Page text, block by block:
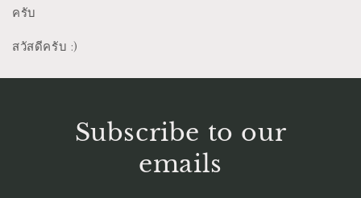
ครับ
สวัสดีครับ :)
Subscribe to our
emails